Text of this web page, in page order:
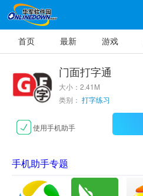
首页 最新 游戏
门面打字通
大小：2.41M
类别： 打字练习
使用手机助手
手机助手专题